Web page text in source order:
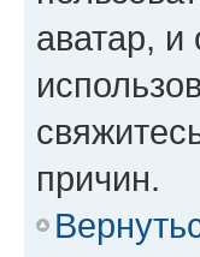
аватар, и
причин.